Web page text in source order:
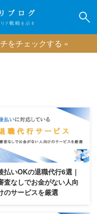
ト
ェント
をチェックする «
2026/8/9
払いOKの退職代行6選｜
査なしでお金がない人向
のサービスを厳選